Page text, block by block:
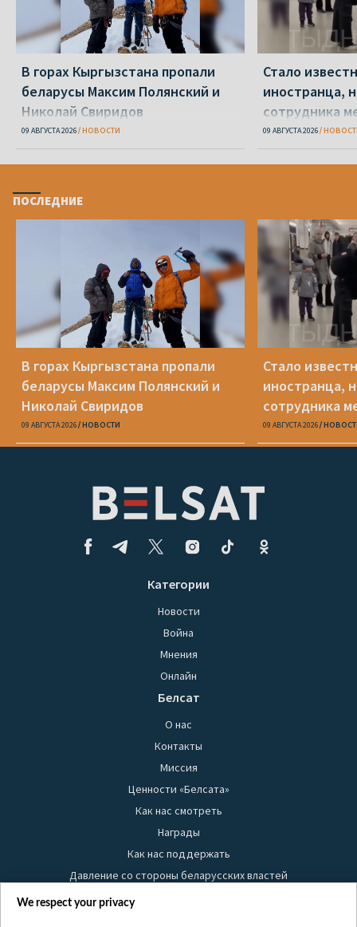
В горах Кыргызстана пропали
беларусы Максим Полянский и
Николай Свиридов
09 АВГУСТА 2026 НОВОСТИ
Стало
иностранца,
сотрудника
доехать до
09 АВГУСТА 2026
ПОСЛЕДНИЕ
В горах Кыргызстана пропали
беларусы Максим Полянский и
Николай Свиридов
09 АВГУСТА 2026 НОВОСТИ
Стало
иностранца,
сотрудника
доехать до
09 АВГУСТА 2026
Категории
Новости
Война
Мнения
Онлайн
Белсат
О нас
Контакты
Миссия
Ценности «Белсата»
Как нас смотреть
Награды
Как нас поддержать
Давление со стороны беларусских властей
Правила использования материалов
We respect your privacy